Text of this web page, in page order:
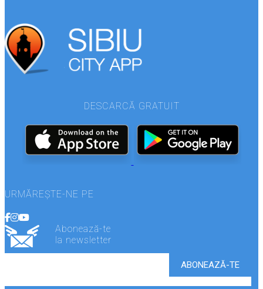
DESCARCĂ GRATUIT
URMĂREȘTE-NE PE
Abonează-te
la newsletter